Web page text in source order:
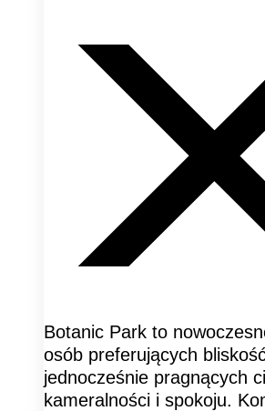
Botanic Park to
osób preferujących
jednocześnie pragnących
kameralności i spokoju.